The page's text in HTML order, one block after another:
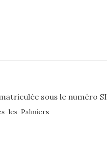
sous le numéro
les-Palmiers